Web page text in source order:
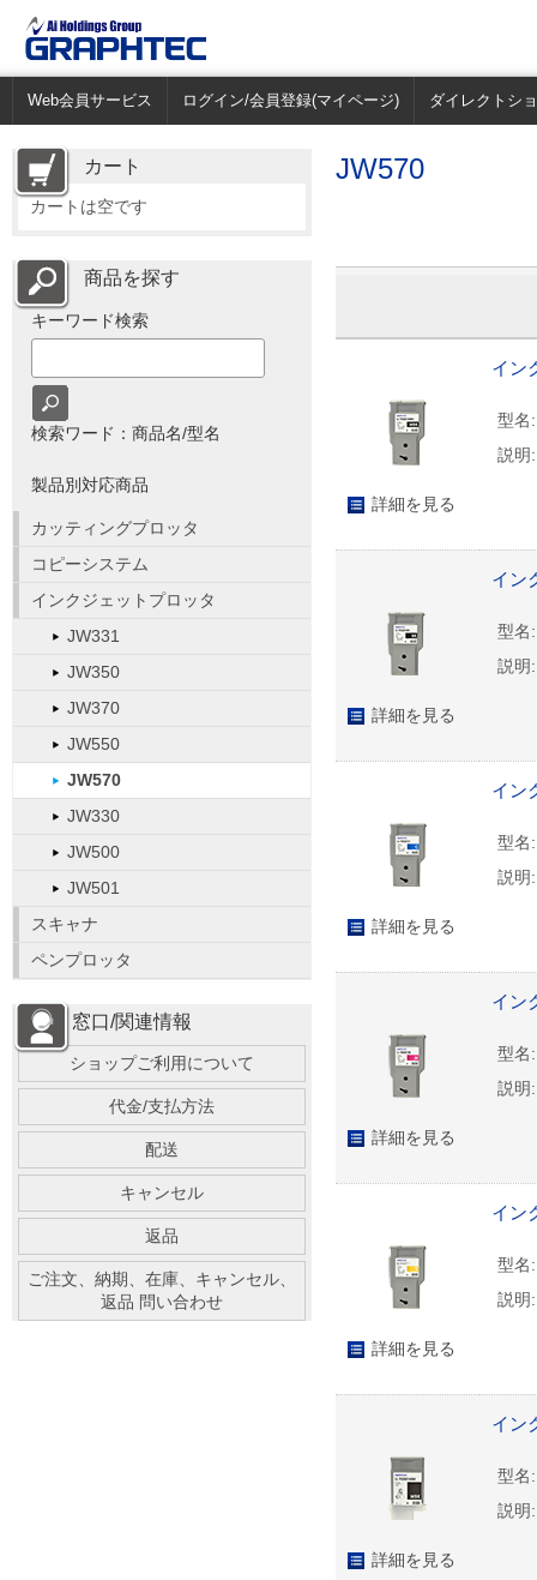
Web会員サービス ログイン/会員登録(マイページ) ダイレクトシ
JW570
詳細を見る
イン
型名:
説明:
詳細を見る
イン
型名:
説明:
詳細を見る
イン
型名:
説明:
詳細を見る
イン
型名:
説明:
詳細を見る
イン
型名:
説明:
詳細を見る
イン
型名:
説明:
カート
カートは空です
商品を探す
キーワード検索
検索ワード：商品名/型名
製品別対応商品
カッティングプロッタ
コピーシステム
インクジェットプロッタ
JW331
JW350
JW370
JW550
JW570
JW330
JW500
JW501
スキャナ
ペンプロッタ
窓口/関連情報
ショップご利用について
代金/支払方法
配送
キャンセル
返品
ご注文、納期、在庫、キャンセル、
返品 問い合わせ